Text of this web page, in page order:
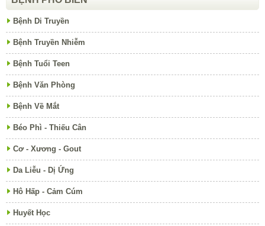
Bệnh Di Truyền
Bệnh Truyền Nhiễm
Bệnh Tuổi Teen
Bệnh Văn Phòng
Bệnh Về Mắt
Béo Phì - Thiếu Cân
Cơ - Xương - Gout
Da Liễu - Dị Ứng
Hô Hấp - Cảm Cúm
Huyết Học